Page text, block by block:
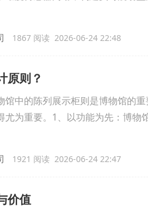
1867 阅读 2026-06-24 22:48
原则？
中的陈列展示柜则是博物馆的
尤为重要。1、以功能为先：博物
1921 阅读 2026-06-24 22:47
价值